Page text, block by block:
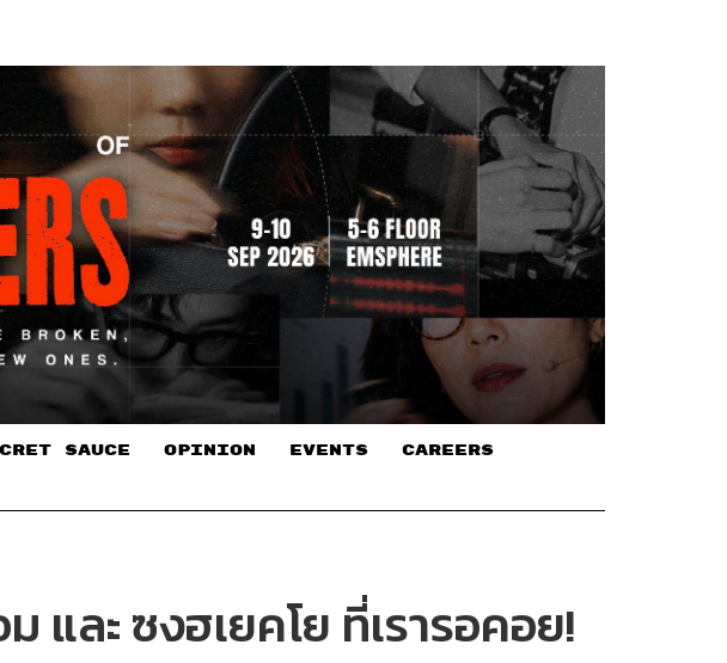
SAUCE​ OPINION EVENTS CAREERS
และ ซงฮเยคโย ที่เรารอคอย!